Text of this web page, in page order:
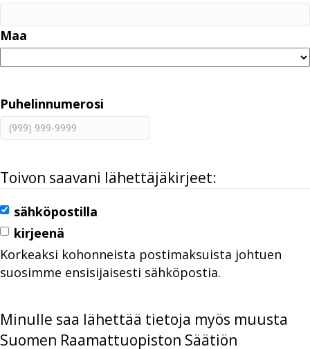
Maa
Puhelinnumerosi
Toivon saavani lähettäjäkirjeet:
sähköpostilla
kirjeenä
Korkeaksi kohonneista postimaksuista johtuen
suosimme ensisijaisesti sähköpostia.
Minulle saa lähettää tietoja myös muusta
Suomen Raamattuopiston Säätiön